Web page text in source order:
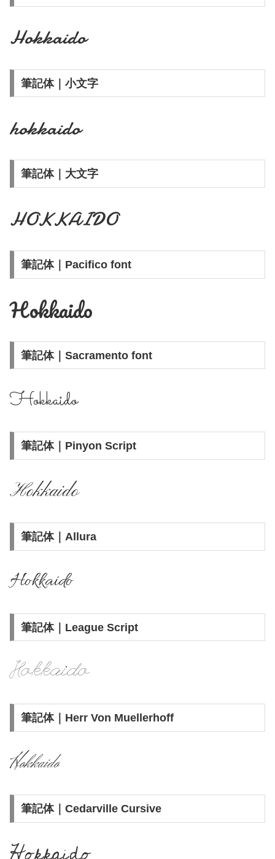
Hokkaido
筆記体｜小文字
hokkaido
筆記体｜大文字
HOKKAIDO
筆記体｜Pacifico font
Hokkaido
筆記体｜Sacramento font
Hokkaido
筆記体｜Pinyon Script
Hokkaido
筆記体｜Allura
Hokkaido
筆記体｜League Script
Hokkaido
筆記体｜Herr Von Muellerhoff
Hokkaido
筆記体｜Cedarville Cursive